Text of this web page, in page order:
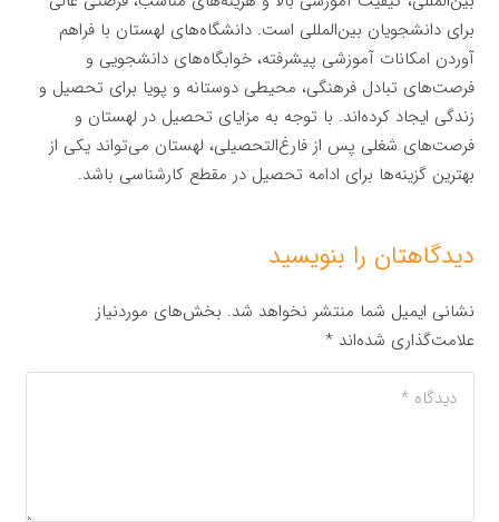
برای دانشجویان بین‌المللی است. دانشگاه‌های لهستان با فراهم
آوردن امکانات آموزشی پیشرفته، خوابگاه‌های دانشجویی و
فرصت‌های تبادل فرهنگی، محیطی دوستانه و پویا برای تحصیل و
زندگی ایجاد کرده‌اند. با توجه به مزایای تحصیل در لهستان و
فرصت‌های شغلی پس از فارغ‌التحصیلی، لهستان می‌تواند یکی از
بهترین گزینه‌ها برای ادامه تحصیل در مقطع کارشناسی باشد.
دیدگاهتان را بنویسید
نشانی ایمیل شما منتشر نخواهد شد. بخش‌های موردنیاز
علامت‌گذاری شده‌اند*